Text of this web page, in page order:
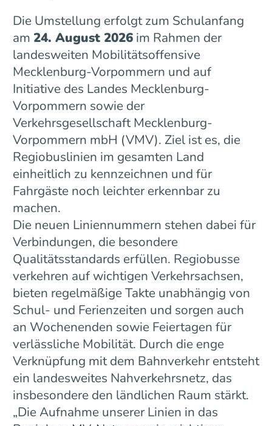
Die Umstellung erfolgt zum Schulanfang
am 24. August 2026im Rahmen der
landesweiten Mobilitätsoffensive
Mecklenburg-Vorpommern und auf
Initiative des Landes Mecklenburg-
Vorpommern sowie der
Verkehrsgesellschaft Mecklenburg-
Vorpommern mbH (VMV). Ziel ist es, die
Regiobuslinien im gesamten Land
einheitlich zu kennzeichnen und für
Fahrgäste noch leichter erkennbar zu
machen.
Die neuen Liniennummern stehen dabei für
Verbindungen, die besondere
Qualitätsstandards erfüllen. Regiobusse
verkehren auf wichtigen Verkehrsachsen,
bieten regelmäßige Takte unabhängig von
Schul- und Ferienzeiten und sorgen auch
an Wochenenden sowie Feiertagen für
verlässliche Mobilität. Durch die enge
Verknüpfung mit dem Bahnverkehr entsteht
ein landesweites Nahverkehrsnetz, das
insbesondere den ländlichen Raum stärkt.
„Die Aufnahme unserer Linien in das